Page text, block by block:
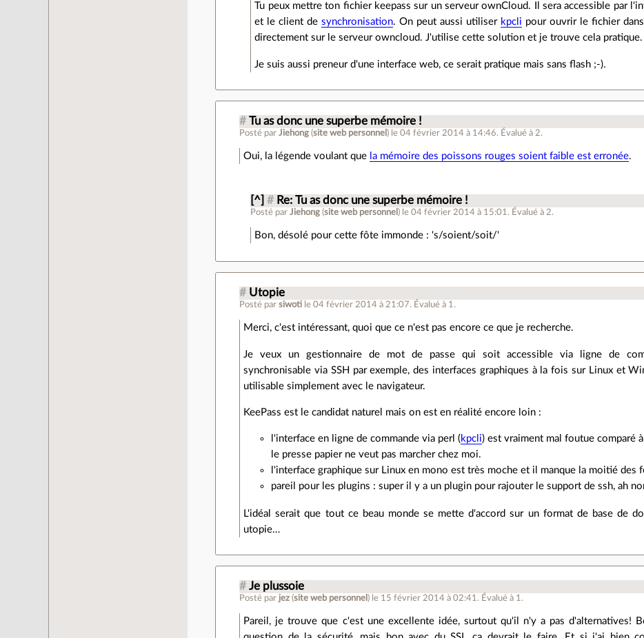
Tu peux mettre ton fichier keepass sur un serveur ownCloud. Il sera accessible par
et le client desynchronisation. On peut aussi utiliser kpcli pour ouvrir le fichier
directement sur le serveur owncloud. J'utilise cette solution et je trouve cela pratique.
Je suis aussi preneur d'une interface web, ce serait pratique mais sans flash ;-).
# Tu as donc une superbe mémoire !
Posté parJiehong (site web personnel ) le 04 février 2014 à 14:46. Évalué à 2.
Oui, la légende voulant que la mémoire des poissons rouges soient faible est erronée.
[^] # Re: Tu as donc une superbe mémoire !
Posté parJiehong (site web personnel ) le 04 février 2014 à 15:01 . Évalué à 2.
Bon, désolé pour cette fôte immonde : 's/soient/soit/'
# Utopie
Posté parsiwoti le 04 février 2014 à 21:07. Évalué à 1 .
Merci, c'est intéressant, quoi que ce n'est pas encore ce que je recherche.
Je veux un gestionnaire de mot de passe qui soit accessible via ligne de
synchronisable via SSH par exemple, des interfaces graphiques à la fois sur Linux et
utilisable simplement avec le navigateur.
KeePass est le candidat naturel mais on est en réalité encore loin :
l'interface en ligne de commande via perl ( kpcli) est vraiment mal foutue comparé
le presse papier ne veut pas marcher chez moi.
l'interface graphique sur Linux en mono est très moche et il manque la moitié des
pareil pour les plugins : super il y a un plugin pour rajouter le support de ssh, ah
L'idéal serait que tout ce beau monde se mette d'accord sur un format de base de
utopie…
# Je plussoie
Posté par jez (site web personnel ) le 15 février 2014 à 02:41 . Évalué à 1 .
Pareil, je trouve que c'est une excellente idée, surtout qu'il n'y a pas d'alternatives!